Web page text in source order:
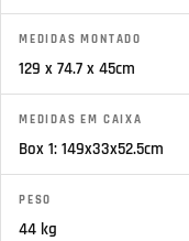
MEDIDAS MONTADO
129 x 74.7 x 45cm
MEDIDAS EM CAIXA
Box 1: 149x33x52.5cm
PESO
44 kg